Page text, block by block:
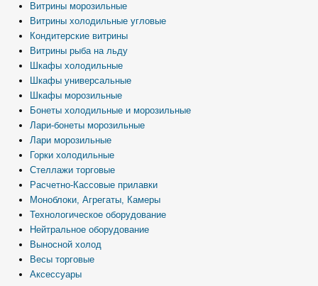
Витрины морозильные
Витрины холодильные угловые
Кондитерские витрины
Витрины рыба на льду
Шкафы холодильные
Шкафы универсальные
Шкафы морозильные
Бонеты холодильные и морозильные
Лари-бонеты морозильные
Лари морозильные
Горки холодильные
Стеллажи торговые
Расчетно-Кассовые прилавки
Моноблоки, Агрегаты, Камеры
Технологическое оборудование
Нейтральное оборудование
Выносной холод
Весы торговые
Аксессуары